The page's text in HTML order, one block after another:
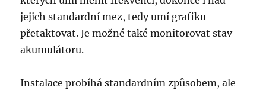
jejich standardní mez, tedy umí grafiku
přetaktovat. Je možné také monitorovat stav
akumulátoru.
Instalace probíhá standardním způsobem, ale